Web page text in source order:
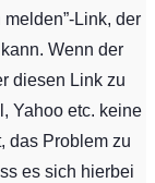
Link, der
Wenn der
diesen Link zu
Yahoo etc. keine
das Problem zu
es sich hierbei